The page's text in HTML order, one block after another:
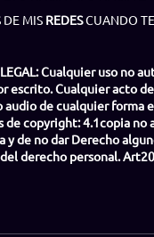
DE MIS REDESCUANDO
LEGAL: Cualquier uso
escrito. Cualquier acto
audio de cualquier
de copyright: 4.1copia
y de no dar Derecho
derecho personal.